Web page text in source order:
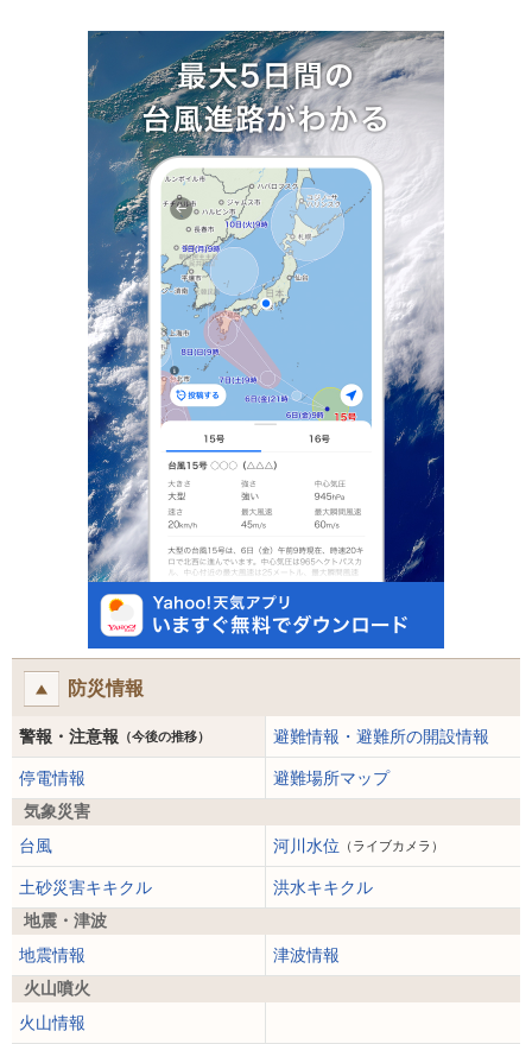
防災情報
警報・注意報 （今後の推移） 避難情報・避難所の開設情報
停電情報
避難場所マップ
気象災害
台風
河川水位 （ライブカメラ）
土砂災害キキクル
洪水キキクル
地震・津波
地震情報
津波情報
火山噴火
火山情報